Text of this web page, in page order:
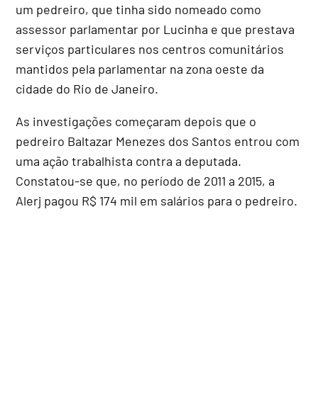
um pedreiro, que tinha sido nomeado como
assessor parlamentar por Lucinha e que prestava
serviços particulares nos centros comunitários
mantidos pela parlamentar na zona oeste da
cidade do Rio de Janeiro.
As investigações começaram depois que o
pedreiro Baltazar Menezes dos Santos entrou com
uma ação trabalhista contra a deputada.
Constatou-se que, no período de 2011 a 2015, a
Alerj pagou R$ 174 mil em salários para o pedreiro.